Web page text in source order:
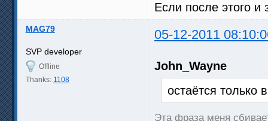
Если после этого и
MAG79 05-12-2011
SVP developer
Offline
Thanks: 1108
John_Wayne
остаётся только
Эта фраза меня